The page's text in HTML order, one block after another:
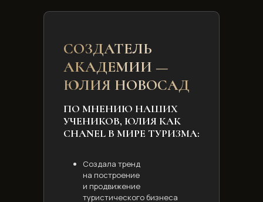
СОЗДАТЕЛЬ
АКАДЕМИИ —
ЮЛИЯ НОВОСАД
ПО МНЕНИЮ НАШИХ
УЧЕНИКОВ, ЮЛИЯ КАК
CHANEL В МИРЕ ТУРИЗМА:
Создала тренд
на построение
и продвижение
туристического бизнеса